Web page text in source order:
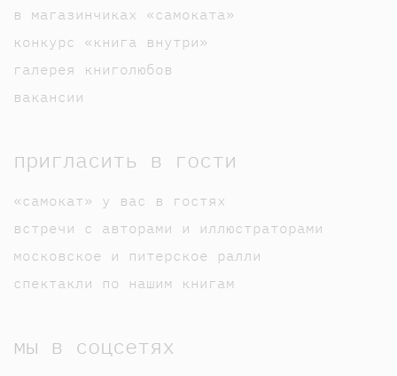
в магазинчиках «самоката»
конкурс «книга внутри»
галерея книголюбов
вакансии
пригласить в гости
«самокат» у вас в гостях
встречи с авторами и иллюстраторами
московское и питерское ралли
спектакли по нашим книгам
мы в соцсетях